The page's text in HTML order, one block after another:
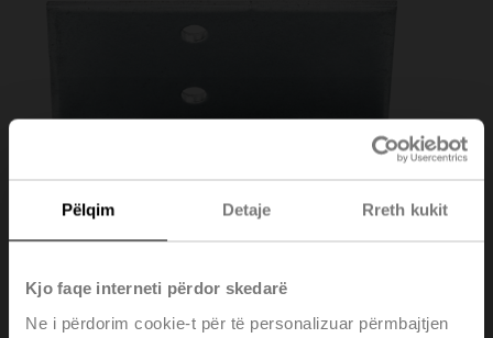
Pëlqim Detaje Rreth kukit
Kjo faqe interneti përdor skedarë
Ne i përdorim cookie-t për të personalizuar përmbajtjen